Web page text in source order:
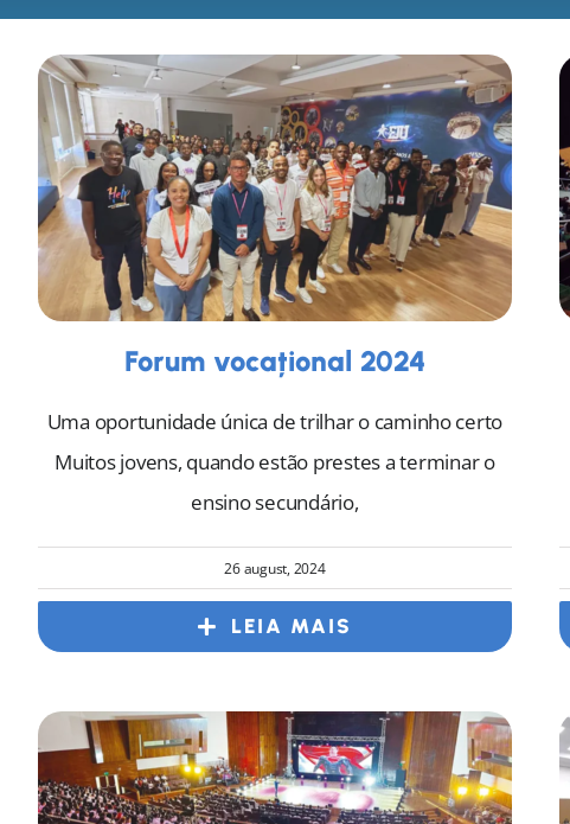
Forum vocațional 2024
Uma oportunidade única de trilhar o caminho certo
Muitos jovens, quando estão prestes a terminar o
ensino secundário,
26 august, 2024
LEIA MAIS